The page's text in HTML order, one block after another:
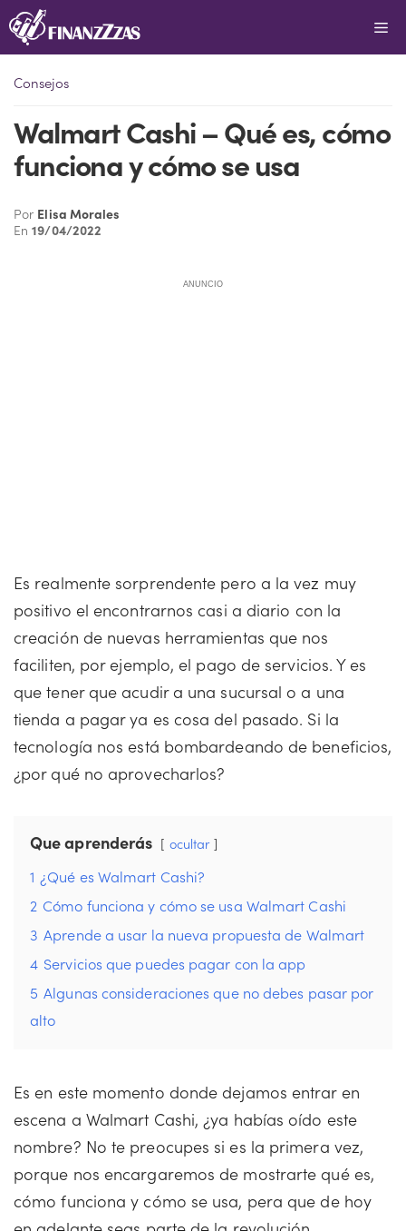
Saltar
al
Consejos
Walmart Cashi – Qué es, cómo
funciona y cómo se usa
Por Elisa Morales
En19/04/2022
ANUNCIO
Es realmente sorprendente pero a la vez muy
positivo el encontrarnos casi a diario con la
creación de nuevas herramientas que nos
faciliten, por ejemplo, el pago de servicios. Y es
que tener que acudir a una sucursal o a una
tienda a pagar ya es cosa del pasado. Si la
tecnología nos está bombardeando de beneficios,
¿por qué no aprovecharlos?
Que aprenderás ocultar
1 ¿Qué es Walmart Cashi?
2 Cómo funciona y cómo se usa Walmart Cashi
3 Aprende a usar la nueva propuesta de Walmart
4 Servicios que puedes pagar con la app
5 Algunas consideraciones que no debes pasar por
alto
Es en este momento donde dejamos entrar en
escena a Walmart Cashi, ¿ya habías oído este
nombre? No te preocupes si es la primera vez,
porque nos encargaremos de mostrarte qué es,
cómo funciona y cómo se usa, pera que de hoy